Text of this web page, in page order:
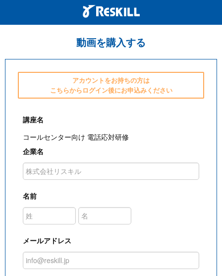
動画を購入する
アカウントをお持ちの方は
こちらからログイン後にお申込みください
講座名
コールセンター向け 電話応対研修
企業名
名前
メールアドレス